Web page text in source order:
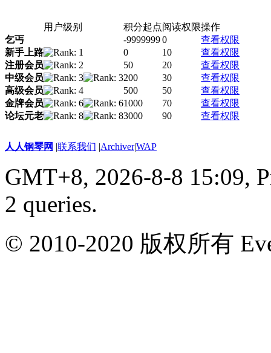
用户级别 积分起点阅读权限操作
乞丐
-99999990
查看权限
新手上路
0 10
查看权限
注册会员
50 20
查看权限
中级会员
200 30
查看权限
高级会员
500 50
查看权限
金牌会员
1000 70
查看权限
论坛元老
3000 90 查看权限
人人钢琴网 |联系我们 |Archiver|WAP
GMT+8, 2026-8-8 15:09,
2 queries.
© 2010-2020 版权所有